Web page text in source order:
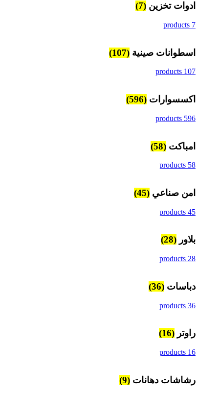
ادوات تخزين (7)
7 products
اسطوانات صينية (107)
107 products
اكسسوارات (596)
596 products
امباكت (58)
58 products
امن صناعي (45)
45 products
بلاور (28)
28 products
دباسات (36)
36 products
راوتر (16)
16 products
رشاشات دهانات (9)